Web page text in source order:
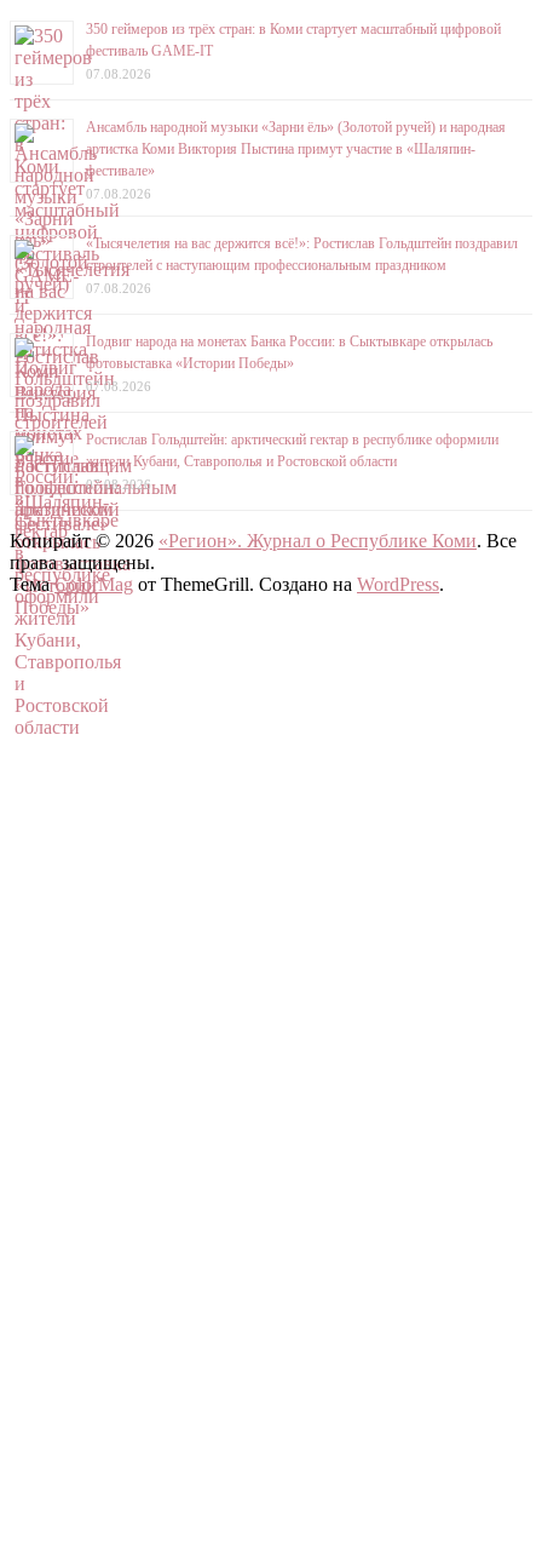
350 геймеров из трёх стран: в Коми стартует масштабный цифровой
фестиваль GAME-IT
07.08.2026
Ансамбль народной музыки «Зарни ёль» (Золотой ручей) и народная
артистка Коми Виктория Пыстина примут участие в «Шаляпин-
фестивале»
07.08.2026
«Тысячелетия на вас держится всё!»: Ростислав Гольдштейн поздравил
строителей с наступающим профессиональным праздником
07.08.2026
Подвиг народа на монетах Банка России: в Сыктывкаре открылась
фотовыставка «Истории Победы»
07.08.2026
Ростислав Гольдштейн: арктический гектар в республике оформили
жители Кубани, Ставрополья и Ростовской области
07.08.2026
Копирайт © 2026 «Регион». Журнал о Республике Коми. Все
права защищены.
ТемаColorMag от ThemeGrill. Создано на WordPress.